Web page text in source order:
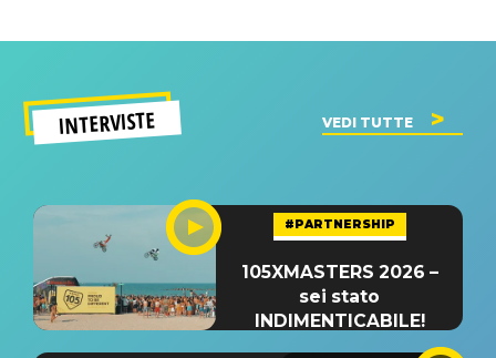
INTERVISTE VEDI TUTTE
#PARTNERSHIP
105XMASTERS 2026 –
sei stato
INDIMENTICABILE!